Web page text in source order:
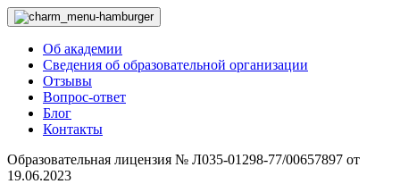
Об академии
Сведения об образовательной организации
Отзывы
Вопрос-ответ
Блог
Контакты
Образовательная лицензия № Л035-01298-77/00657897 от
19.06.2023